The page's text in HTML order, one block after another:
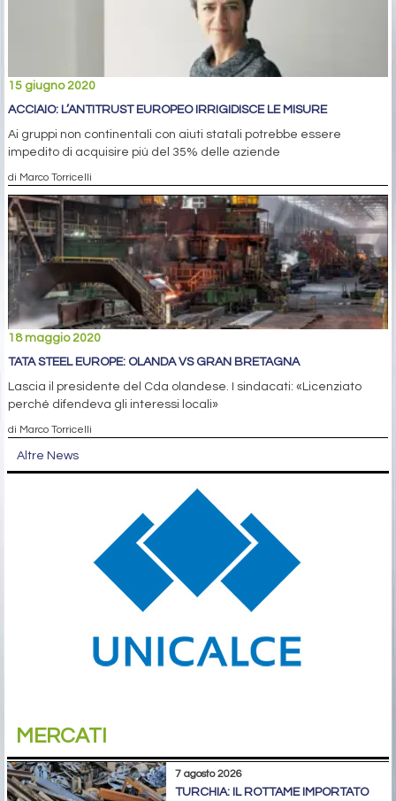
15 giugno 2020
ACCIAIO: L’ANTITRUST EUROPEO IRRIGIDISCE LE MISURE
Ai gruppi non continentali con aiuti statali potrebbe essere
impedito di acquisire più del 35% delle aziende
di Marco Torricelli
18 maggio 2020
TATA STEEL EUROPE: OLANDA VS GRAN BRETAGNA
Lascia il presidente del Cda olandese. I sindacati: «Licenziato
perché difendeva gli interessi locali»
di Marco Torricelli
Altre News
MERCATI
7 agosto 2026
TURCHIA: IL ROTTAME IMPORTATO